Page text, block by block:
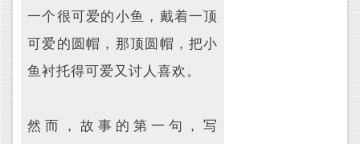
一个很可爱的小鱼，戴着一顶
可爱的圆帽，那顶圆帽，把小
鱼衬托得可爱又讨人喜欢。
然而，故事的第一句，写